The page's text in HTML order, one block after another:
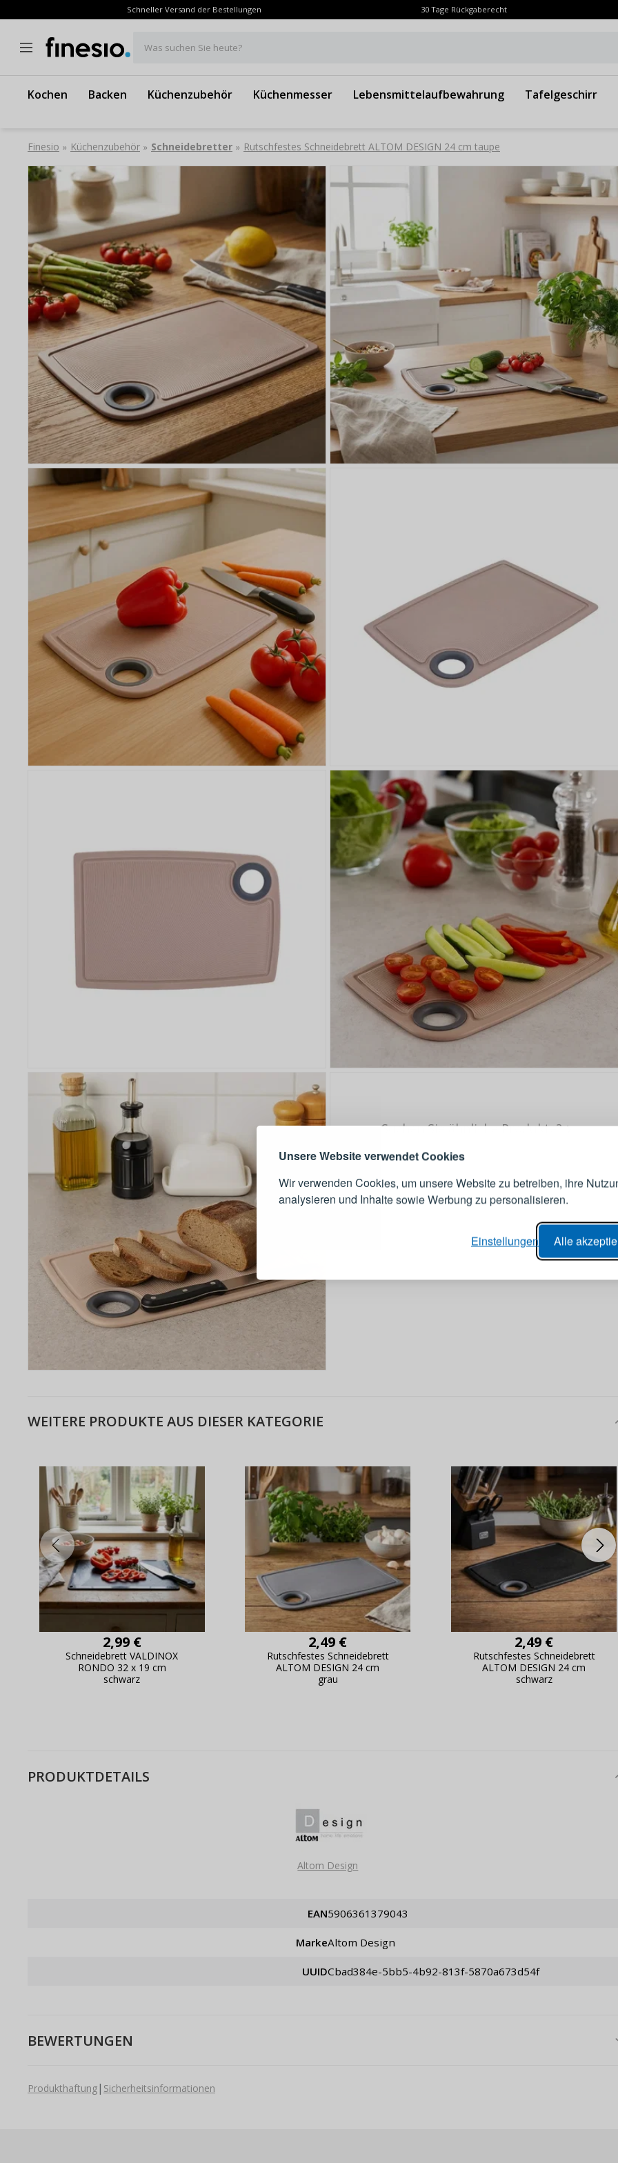
Unsere Website verwendet Cookies
Wir verwenden Cookies, um unsere Website zu betreiben, ihre
analysieren und Inhalte sowie Werbung zu personalisieren.
Alle
Einstellungen
Schneller Versand der Bestellungen 30 Tage Rückgaberecht
Was suchen Sie heute?
Kochen Backen Küchenzubehör Küchenmesser Lebensmittelaufbewahrung Tafelgeschirr
Finesio » Küchenzubehör » Schneidebretter » Rutschfestes Schneidebrett ALTOM DESIGN 24 cm taupe
Suchen Sie ähnliche Produkte?
WEITERE PRODUKTE AUS DIESER KATEGORIE
2,99 €
Schneidebrett VALDINOX
RONDO 32 x 19 cm
schwarz
2,49 €
Rutschfestes Schneidebrett
ALTOM DESIGN 24 cm
grau
2,49 €
Rutschfestes Schneidebrett
ALTOM DESIGN 24 cm
schwarz
PRODUKTDETAILS
Altom Design
EAN 5906361379043
Marke Altom Design
UUID cbad384e-5bb5-4b92-813f-5870a673d54f
BEWERTUNGEN
Produkthaftung| Sicherheitsinformationen
Warum es sich lohnt, ein Konto zu
Live-Überblick über Änderungen an der
Bestellung,
E-Mail-Adresse